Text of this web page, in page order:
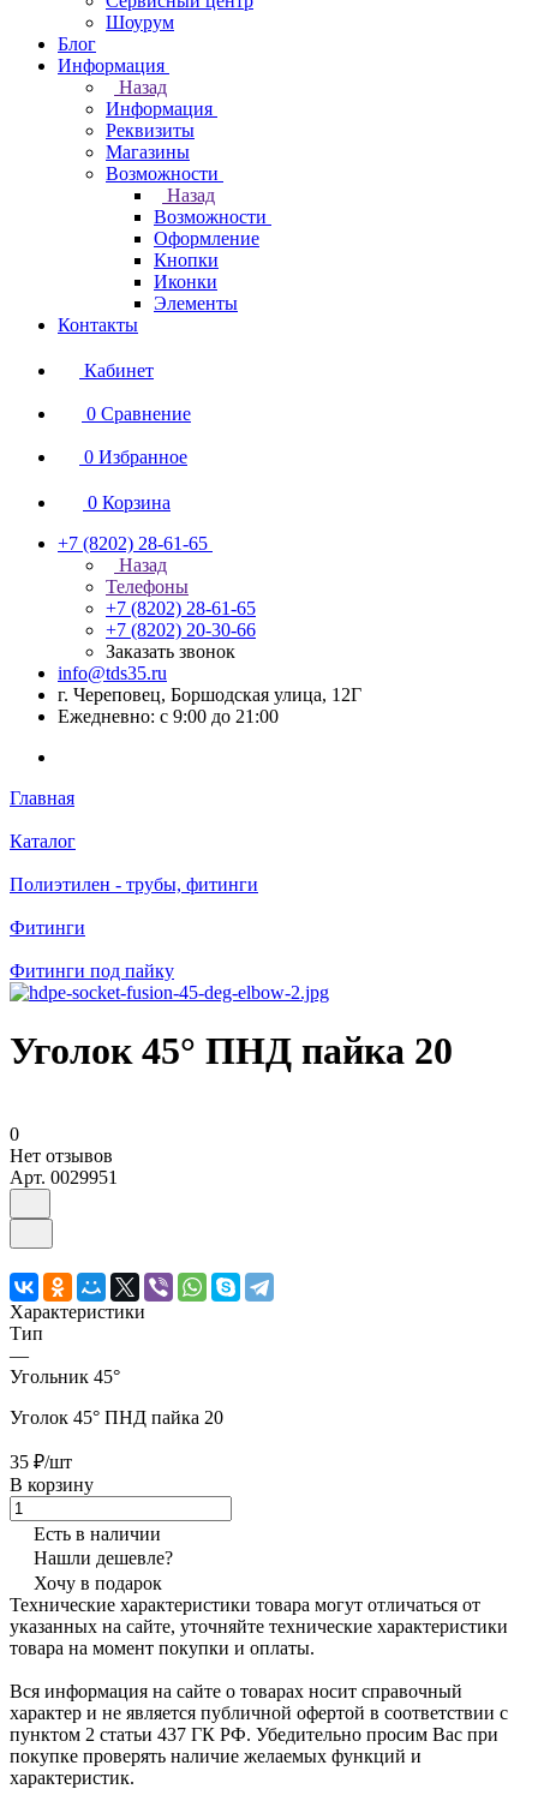
Шоурум
Блог
Информация
Назад
Информация
Реквизиты
Магазины
Возможности
Назад
Возможности
Оформление
Кнопки
Иконки
Элементы
Контакты
Кабинет
0 Сравнение
0 Избранное
0 Корзина
+7 (8202) 28‑61-65
Назад
Телефоны
+7 (8202) 28‑61-65
+7 (8202) 20‑30-66
Заказать звонок
info@tds35.ru
г. Череповец, Боршодская улица, 12Г
Ежедневно: с 9:00 до 21:00
Главная
Каталог
Полиэтилен - трубы, фитинги
Фитинги
Фитинги под пайку
Уголок 45° ПНД пайка 20
0
Нет отзывов
Арт. 0029951
Характеристики
Тип
—
Угольник 45°
Уголок 45° ПНД пайка 20
35 ₽/шт
В корзину
Есть в наличии
Нашли дешевле?
Хочу в подарок
Технические характеристики товара могут отличаться от
указанных на сайте, уточняйте технические характеристики
товара на момент покупки и оплаты.
Вся информация на сайте о товарах носит справочный
характер и не является публичной офертой в соответствии с
пунктом 2 статьи 437 ГК РФ. Убедительно просим Вас при
покупке проверять наличие желаемых функций и
характеристик.